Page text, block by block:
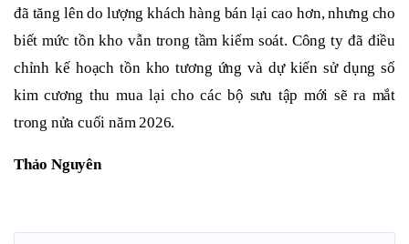
đã tăng lên do lượng khách hàng bán lại cao hơn, nhưng cho
biết mức tồn kho vẫn trong tầm kiểm soát. Công ty đã điều
chỉnh kế hoạch tồn kho tương ứng và dự kiến sử dụng số
kim cương thu mua lại cho các bộ sưu tập mới sẽ ra mắt
trong nửa cuối năm 2026.
Thảo Nguyên